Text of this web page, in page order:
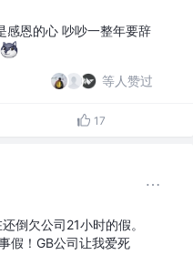
感恩的心 吵吵一整年要辞
等人赞过
17
倒欠公司21小时的假。
假！GB公司让我爱死